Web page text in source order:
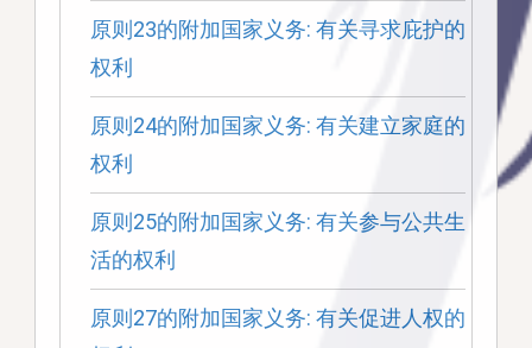
原则23的附加国家义务: 有关寻求庇护的
权利
原则24的附加国家义务: 有关建立家庭的
权利
原则25的附加国家义务: 有关参与公共生
活的权利
原则27的附加国家义务: 有关促进人权的